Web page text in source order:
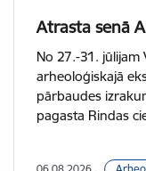
Atrasta senā
No 27.-31. jūlijam
arheoloģiskajā
pārbaudes
pagasta Rindas